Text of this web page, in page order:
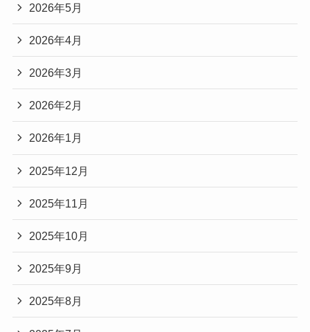
2026年5月
2026年4月
2026年3月
2026年2月
2026年1月
2025年12月
2025年11月
2025年10月
2025年9月
2025年8月